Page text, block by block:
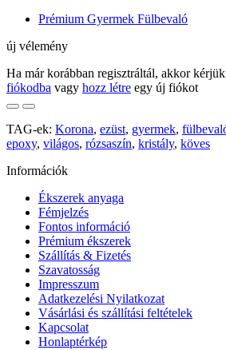
Prémium Gyermek Fülbevaló
új vélemény
Ha már korábban regisztráltál, akkor
fiókodba vagy hozz létre egy új fiókot
TAG-ek: Korona, ezüst, gyermek,
epoxy, világos, rózsaszín, kristály, köves
Információk
Ékszerek anyaga
Fémjelzés
Fontos információ
Prémium ékszerek
Szállítás & Fizetés
Szavatosság
Impresszum
Adatkezelési Nyilatkozat
Vásárlási és szállítási feltételek
Kapcsolat
Honlaptérkép